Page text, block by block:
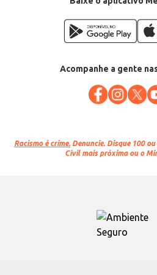
Acompanhe a gente
Racismo é crime. Denuncie. Disque 100
Civil mais próxima ou o